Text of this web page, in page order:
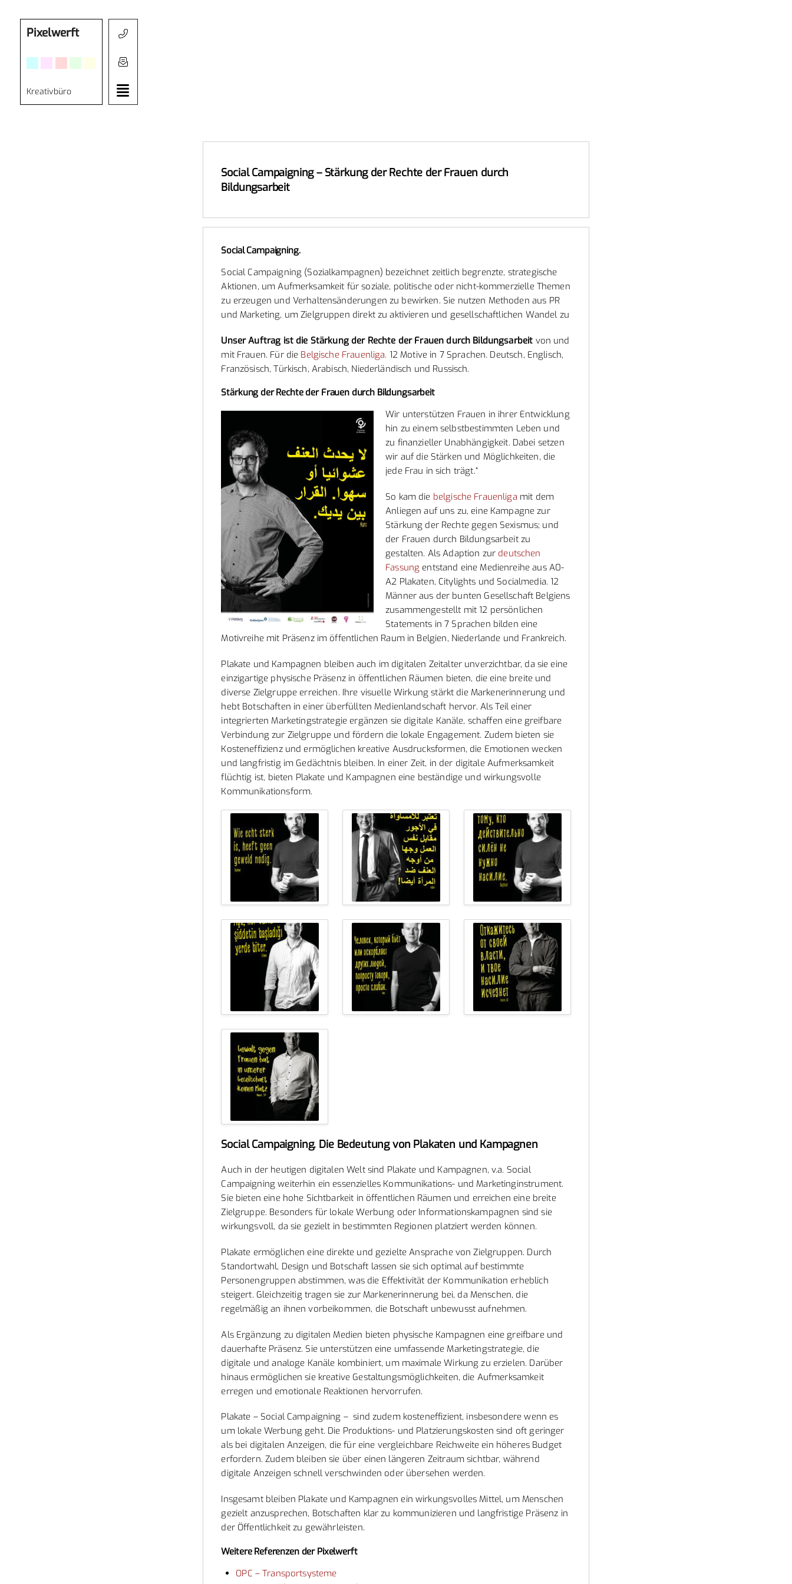
Pixelwerft
Kreativbüro
Social Campaigning – Stärkung der Rechte der Frauen durch
Bildungsarbeit
Social Campaigning.
Social Campaigning (Sozialkampagnen) bezeichnet zeitlich begrenzte, strategische
Aktionen, um Aufmerksamkeit für soziale, politische oder nicht-kommerzielle Themen
zu erzeugen und Verhaltensänderungen zu bewirken. Sie nutzen Methoden aus PR
und Marketing, um Zielgruppen direkt zu aktivieren und gesellschaftlichen Wandel zu
Unser Auftrag ist die Stärkung der Rechte der Frauen durch Bildungsarbeit von und
mit Frauen. Für die Belgische Frauenliga. 12 Motive in 7 Sprachen. Deutsch, Englisch,
Französisch, Türkisch, Arabisch, Niederländisch und Russisch.
Stärkung der Rechte der Frauen durch Bildungsarbeit
Wir unterstützen Frauen in ihrer Entwicklung
hin zu einem selbstbestimmten Leben und
zu finanzieller Unabhängigkeit. Dabei setzen
wir auf die Stärken und Möglichkeiten, die
jede Frau in sich trägt.“
So kam die belgische Frauenliga mit dem
Anliegen auf uns zu, eine Kampagne zur
Stärkung der Rechte gegen Sexismus; und
der Frauen durch Bildungsarbeit zu
gestalten. Als Adaption zur deutschen
Fassung entstand eine Medienreihe aus A0-
A2 Plakaten, Citylights und Socialmedia. 12
Männer aus der bunten Gesellschaft Belgiens
zusammengestellt mit 12 persönlichen
Statements in 7 Sprachen bilden eine
Motivreihe mit Präsenz im öffentlichen Raum in Belgien, Niederlande und Frankreich.
Plakate und Kampagnen bleiben auch im digitalen Zeitalter unverzichtbar, da sie eine
einzigartige physische Präsenz in öffentlichen Räumen bieten, die eine breite und
diverse Zielgruppe erreichen. Ihre visuelle Wirkung stärkt die Markenerinnerung und
hebt Botschaften in einer überfüllten Medienlandschaft hervor. Als Teil einer
integrierten Marketingstrategie ergänzen sie digitale Kanäle, schaffen eine greifbare
Verbindung zur Zielgruppe und fördern die lokale Engagement. Zudem bieten sie
Kosteneffizienz und ermöglichen kreative Ausdrucksformen, die Emotionen wecken
und langfristig im Gedächtnis bleiben. In einer Zeit, in der digitale Aufmerksamkeit
flüchtig ist, bieten Plakate und Kampagnen eine beständige und wirkungsvolle
Kommunikationsform.
Social Campaigning. Die Bedeutung von Plakaten und Kampagnen
Auch in der heutigen digitalen Welt sind Plakate und Kampagnen, v.a. Social
Campaigning weiterhin ein essenzielles Kommunikations- und Marketinginstrument.
Sie bieten eine hohe Sichtbarkeit in öffentlichen Räumen und erreichen eine breite
Zielgruppe. Besonders für lokale Werbung oder Informationskampagnen sind sie
wirkungsvoll, da sie gezielt in bestimmten Regionen platziert werden können.
Plakate ermöglichen eine direkte und gezielte Ansprache von Zielgruppen. Durch
Standortwahl, Design und Botschaft lassen sie sich optimal auf bestimmte
Personengruppen abstimmen, was die Effektivität der Kommunikation erheblich
steigert. Gleichzeitig tragen sie zur Markenerinnerung bei, da Menschen, die
regelmäßig an ihnen vorbeikommen, die Botschaft unbewusst aufnehmen.
Als Ergänzung zu digitalen Medien bieten physische Kampagnen eine greifbare und
dauerhafte Präsenz. Sie unterstützen eine umfassende Marketingstrategie, die
digitale und analoge Kanäle kombiniert, um maximale Wirkung zu erzielen. Darüber
hinaus ermöglichen sie kreative Gestaltungsmöglichkeiten, die Aufmerksamkeit
erregen und emotionale Reaktionen hervorrufen.
Plakate – Social Campaigning – sind zudem kosteneffizient, insbesondere wenn es
um lokale Werbung geht. Die Produktions- und Platzierungskosten sind oft geringer
als bei digitalen Anzeigen, die für eine vergleichbare Reichweite ein höheres Budget
erfordern. Zudem bleiben sie über einen längeren Zeitraum sichtbar, während
digitale Anzeigen schnell verschwinden oder übersehen werden.
Insgesamt bleiben Plakate und Kampagnen ein wirkungsvolles Mittel, um Menschen
gezielt anzusprechen, Botschaften klar zu kommunizieren und langfristige Präsenz in
der Öffentlichkeit zu gewährleisten.
Weitere Referenzen der Pixelwerft
OPC – Transportsysteme